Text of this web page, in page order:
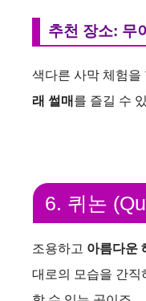
추천 장소: 무
색다른 사막 체험을
래 썰매 를 즐길 수
6. 퀴논
조용하고 아름다운
대로의 모습을 간직